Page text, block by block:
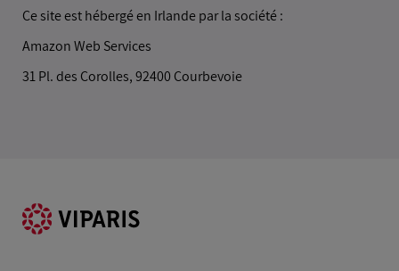
Ce site est hébergé en Irlande par la société :
Amazon Web Services
31 Pl. des Corolles, 92400 Courbevoie